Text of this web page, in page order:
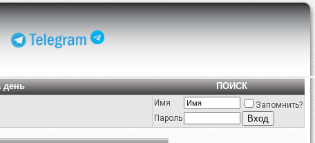
день
ПОИСК
Имя
Запомнить?
Пароль